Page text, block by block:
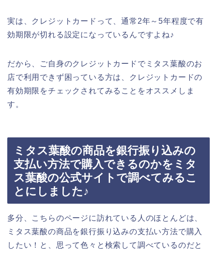
実は、クレジットカードって、通常2年～5年程度で有
効期限が切れる設定になっているんですよね♪
だから、ご自身のクレジットカードでミタス葉酸のお
店で利用できず困っている方は、クレジットカードの
有効期限をチェックされてみることをオススメしま
す。
ミタス葉酸の商品を銀行振り込みの
支払い方法で購入できるのかをミタ
ス葉酸の公式サイトで調べてみるこ
とにしました♪
多分、こちらのページに訪れている人のほとんどは、
ミタス葉酸の商品を銀行振り込みの支払い方法で購入
したい！と、思って色々と検索して調べているのだと